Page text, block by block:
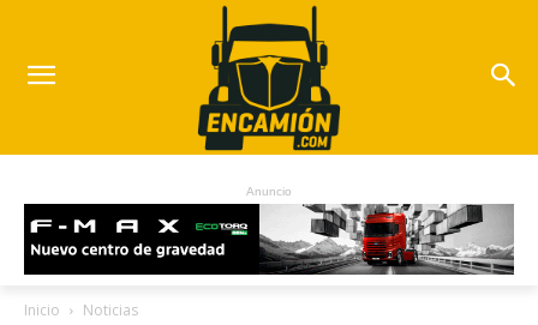
Anuncio
Inicio Noticias